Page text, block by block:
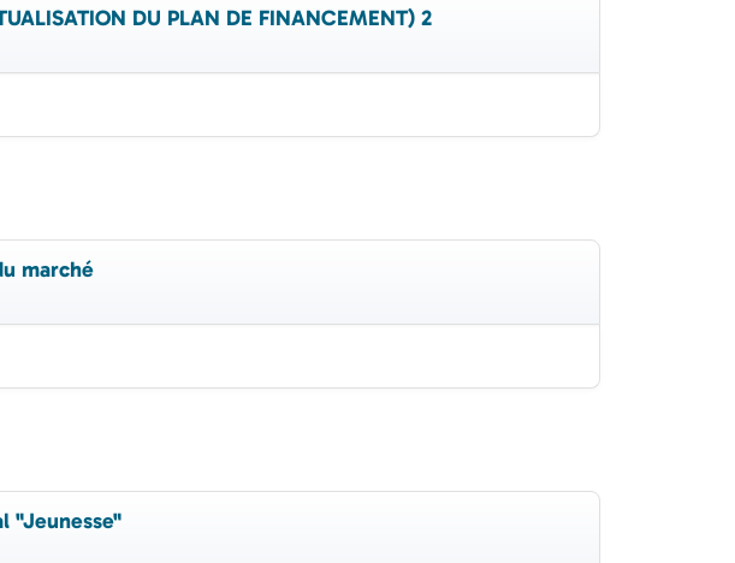
DU PLAN DE FINANCEMENT) 2
marché
"Jeunesse"